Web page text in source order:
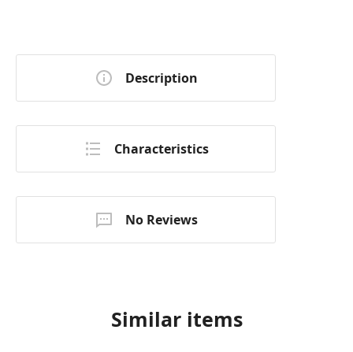
Description
Characteristics
No Reviews
Similar items